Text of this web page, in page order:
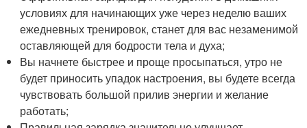
условиях для начинающих уже через неделю ваших
ежедневных тренировок, станет для вас незаменимой
оставляющей для бодрости тела и духа;
Вы начнете быстрее и проще просыпаться, утро не
будет приносить упадок настроения, вы будете всегда
чувствовать большой прилив энергии и желание
работать;